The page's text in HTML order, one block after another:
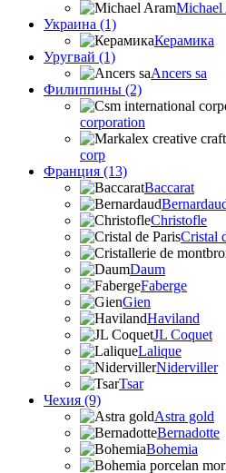
Michael
Украина (1)
Керамика
Уругвай (1)
Ancers sa
Филиппины (2)
corporation
corp
Франция (13)
Baccarat
Christofle
Cristal
Daum
Faberge
Gien
Haviland
JL Coquet
Lalique
Niderviller
Tsar
Чехия (9)
Astra gold
Bernadotte
Bohemia